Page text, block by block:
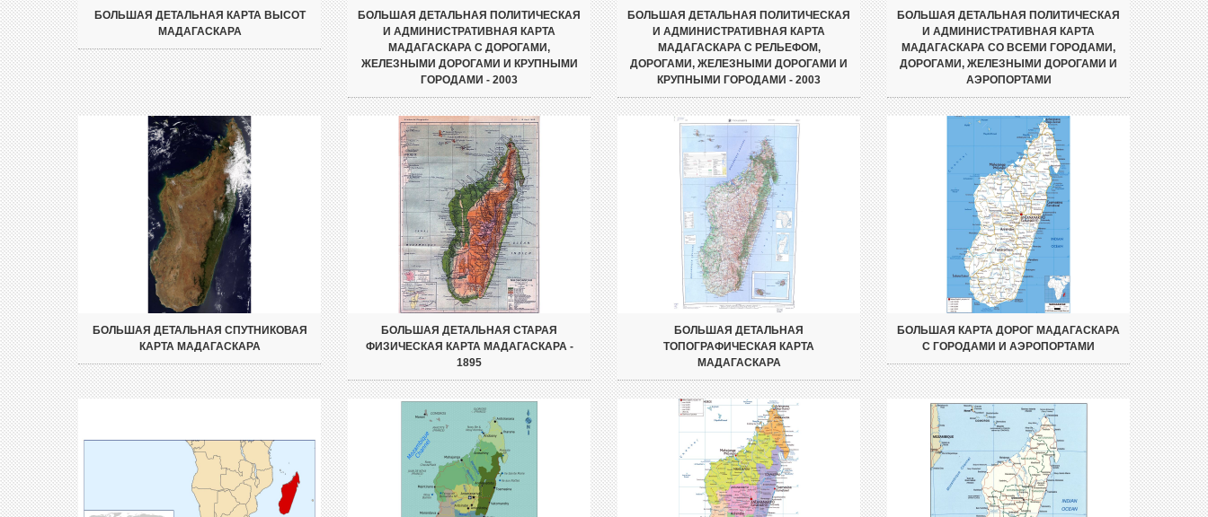
БОЛЬШАЯ ДЕТАЛЬНАЯ КАРТА ВЫСОТ
МАДАГАСКАРА
БОЛЬШАЯ ДЕТАЛЬНАЯ ПОЛИТИЧЕСКАЯ
И АДМИНИСТРАТИВНАЯ КАРТА
МАДАГАСКАРА С ДОРОГАМИ,
ЖЕЛЕЗНЫМИ ДОРОГАМИ И КРУПНЫМИ
ГОРОДАМИ - 2003
БОЛЬШАЯ ДЕТАЛЬНАЯ ПОЛИТИЧЕСКАЯ
И АДМИНИСТРАТИВНАЯ КАРТА
МАДАГАСКАРА С РЕЛЬЕФОМ,
ДОРОГАМИ, ЖЕЛЕЗНЫМИ ДОРОГАМИ И
КРУПНЫМИ ГОРОДАМИ - 2003
БОЛЬШАЯ ДЕТАЛЬНАЯ ПОЛИТИЧЕСКАЯ
И АДМИНИСТРАТИВНАЯ КАРТА
МАДАГАСКАРА СО ВСЕМИ ГОРОДАМИ,
ДОРОГАМИ, ЖЕЛЕЗНЫМИ ДОРОГАМИ И
АЭРОПОРТАМИ
БОЛЬШАЯ ДЕТАЛЬНАЯ СПУТНИКОВАЯ
КАРТА МАДАГАСКАРА
БОЛЬШАЯ ДЕТАЛЬНАЯ СТАРАЯ
ФИЗИЧЕСКАЯ КАРТА МАДАГАСКАРА -
1895
БОЛЬШАЯ ДЕТАЛЬНАЯ
ТОПОГРАФИЧЕСКАЯ КАРТА
МАДАГАСКАРА
БОЛЬШАЯ КАРТА ДОРОГ МАДАГАСКАРА
С ГОРОДАМИ И АЭРОПОРТАМИ